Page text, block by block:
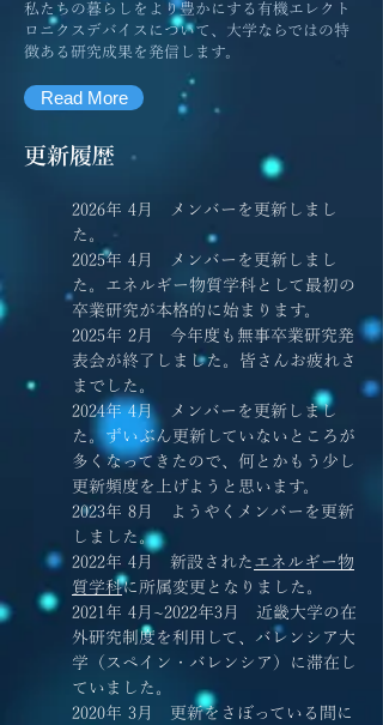
私たちの暮らしをより豊かにする有機エレクト
ロニクスデバイスについて、大学ならではの特
徴ある研究成果を発信します。
Read More
更新履歴
2026年 4月 メンバーを更新しまし
た。
2025年 4月 メンバーを更新しまし
た。エネルギー物質学科として最初の
卒業研究が本格的に始まります。
2025年 2月 今年度も無事卒業研究発
表会が終了しました。皆さんお疲れさ
までした。
2024年 4月 メンバーを更新しまし
た。ずいぶん更新していないところが
多くなってきたので、何とかもう少し
更新頻度を上げようと思います。
2023年 8月 ようやくメンバーを更新
しました。
2022年 4月 新設された エネルギー物
質学科に所属変更となりました。
2021年 4月~2022年3月 近畿大学の在
外研究制度を利用して、バレンシア大
学（スペイン・バレンシア）に滞在し
ていました。
2020年 3月 更新をさぼっている間に